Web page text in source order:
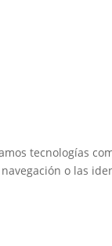
tecnologías
o las